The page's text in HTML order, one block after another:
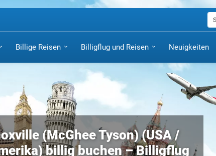
Billige Reisen Billigflug und Reisen Neuigkeiten
(McGhee Tyson) (USA /
billig buchen – Billigflug